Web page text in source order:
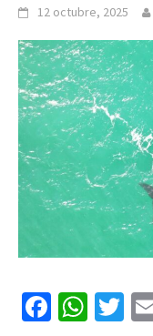
12 octubre, 2025